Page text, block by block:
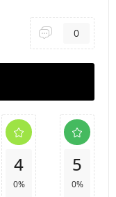
0
4
0%
5
0%